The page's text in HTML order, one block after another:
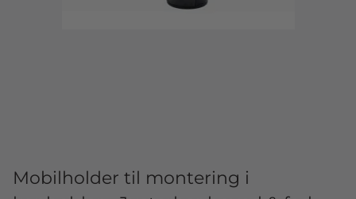
Mobilholder til montering i